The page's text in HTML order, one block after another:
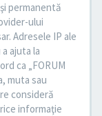
permanentă
ului
Adresele IP ale
ajuta la
ca „FORUM
muta sau
consideră
informaţie